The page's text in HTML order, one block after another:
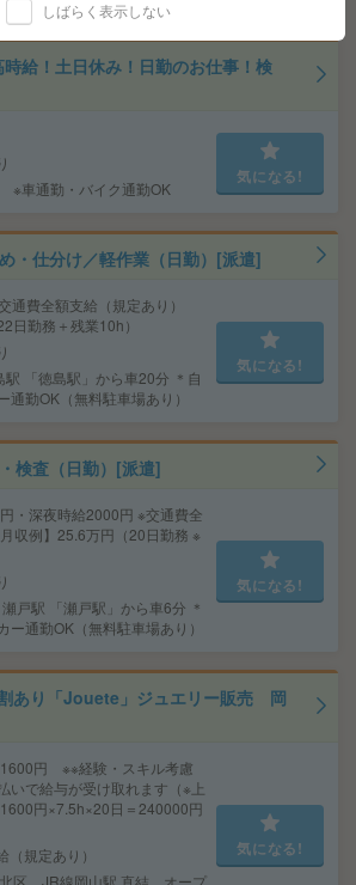
給！土日休み！日勤のお仕事！検
※車通勤・バイク通勤OK
気になる!
・仕分け／軽作業（日勤）[派遣]
通費全額支給（規定あり）
日勤務＋残業10h）
駅 「徳島駅」から車20分 ＊自
勤OK（無料駐車場あり）
気になる!
検査（日勤）[派遣]
・深夜時給2000円 ※交通費全
収例】25.6万円（20日勤務 ※
戸駅 「瀬戸駅」から車6分 ＊
ー通勤OK（無料駐車場あり）
気になる!
あり「Jouete」ジュエリー販売 岡
円 ※※経験・スキル考慮
いで給与が受け取れます（※上
円×7.5h×20日＝240000円
規定あり）
北区 JR線岡山駅 直結 オープ
気になる!
しばらく表示しない